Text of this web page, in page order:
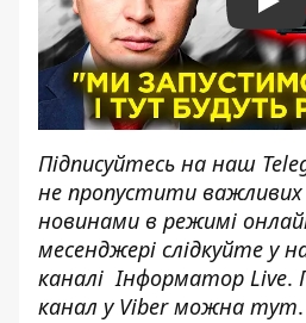
Підписуйтесь на наш
не пропустити
новинами в режимі
месенджері слідкуйте у
каналіІнформатор Live.
канал у Viber можна тут.